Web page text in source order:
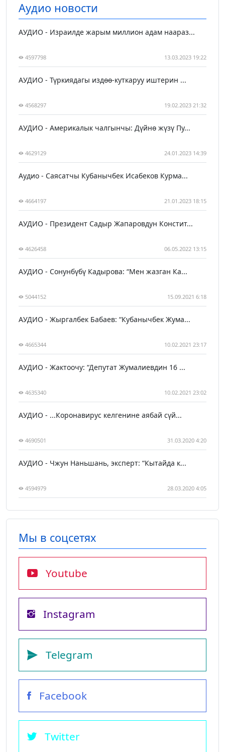
Аудио новости
АУДИО - Израилде жарым миллион адам наараз...
4597798 13.03.2023 19:22
АУДИО - Түркиядагы издөө-куткаруу иштерин ...
4568297 19.02.2023 21:32
АУДИО - Америкалык чалгынчы: Дүйнө жүзү Пу...
4629129 24.01.2023 14:39
Аудио - Саясатчы Кубанычбек Исабеков Курма...
4664197 21.01.2023 18:15
АУДИО - Президент Садыр Жапаровдун Констит...
4626458 06.05.2022 13:15
АУДИО - Сонунбүбү Кадырова: “Мен жазган Ка...
5044152 15.09.2021 6:18
АУДИО - Жыргалбек Бабаев: “Кубанычбек Жума...
4665344 10.02.2021 23:17
АУДИО - Жактоочу: “Депутат Жумалиевдин 16 ...
4635340 10.02.2021 23:02
АУДИО - ...Коронавирус келгенине аябай сүй...
4690501 31.03.2020 4:20
АУДИО - Чжун Наньшань, эксперт: “Кытайда к...
4594979 28.03.2020 4:05
Мы в соцсетях
Youtube
Instagram
Telegram
Facebook
Twitter